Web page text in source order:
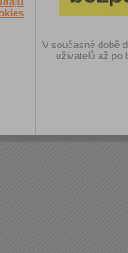
V současné době
uživatelů až